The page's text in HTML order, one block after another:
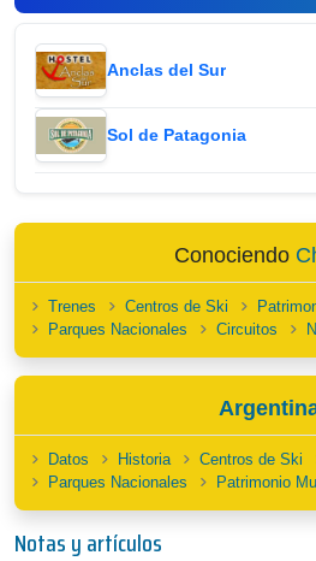
Anclas del Sur
Sol de Patagonia
Conociendo
Trenes Centros de Ski
Parques Nacionales
Circuitos
Datos Historia Centros de Ski
Parques Nacionales
Patrimonio
Notas y artículos